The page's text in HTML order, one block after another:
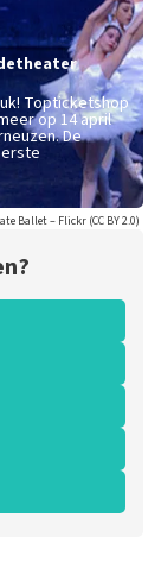
Topticketshop
op 14 april
De
Ballet – Flickr (CC BY 2.0)